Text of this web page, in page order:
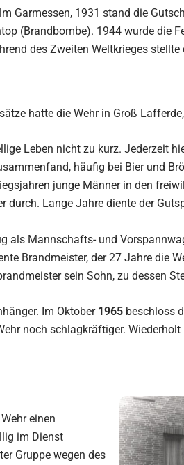
Garmessen, 1931 stand die
(Brandbombe). 1944 wurde die
des Zweiten Weltkrieges
hatte die Wehr in Groß
Leben nicht zu kurz. Jederzeit
häufig bei Bier und
junge Männer in den
Lange Jahre diente der
als Mannschafts- und
Brandmeister, der 27 Jahre die
sein Sohn, zu dessen
Im Oktober 1965 beschloss
noch schlagkräftiger.
einen
im Dienst
Gruppe wegen des